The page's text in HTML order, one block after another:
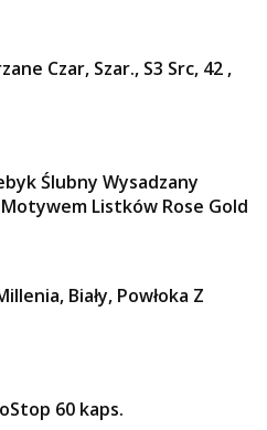
Czar, Szar., S3 Src, 42 ,
Ślubny Wysadzany
Listków Rose Gold
Biały, Powłoka Z
60 kaps.